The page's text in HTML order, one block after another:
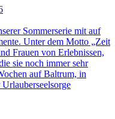
Sommerserie mit auf
Unter dem Motto „Zeit
Frauen von Erlebnissen,
sie noch immer sehr
auf Baltrum, in